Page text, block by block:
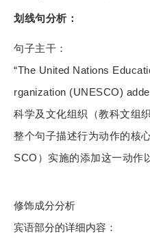
划线句分析：
句子主干：
“The United Nations
rganization (UNESCO)
科学及文化组织（教科文
整个句子描述行为动作的核
SCO）实施的添加这一动作
修饰成分分析
宾语部分的详细内容：